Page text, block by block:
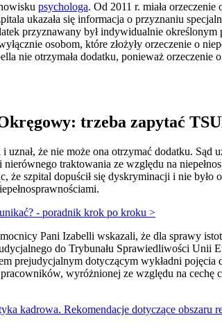
psychologa. Od 2011 r. miała
ukazała się informacja o przyznaniu
przyznawany był indywidualnie określonym
osobom, które złożyły orzeczenie o
nie otrzymała dodatku, ponieważ orzeczenie
trzeba zapytać
że nie może ona otrzymać dodatku. Sąd
traktowania ze względu na
że szpital dopuścił się dyskryminacji i nie było
- poradnik krok po kroku >
Pani Izabelli wskazali, że dla sprawy
do Trybunału Sprawiedliwości Unii
prejudycjalnym dotyczącym wykładni pojęcia
wyróżnionej ze względu na cechę
kadrowa. Rekomendacje dotyczące obszaru